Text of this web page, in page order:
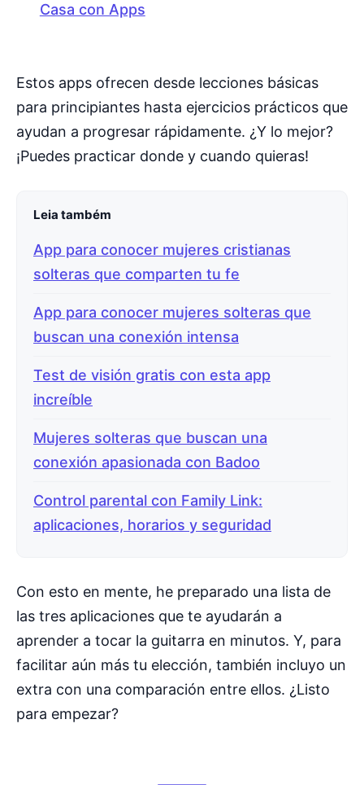
Casa con Apps
Estos apps ofrecen desde lecciones básicas
para principiantes hasta ejercicios prácticos que
ayudan a progresar rápidamente. ¿Y lo mejor?
¡Puedes practicar donde y cuando quieras!
Leia também
App para conocer mujeres cristianas
solteras que comparten tu fe
App para conocer mujeres solteras que
buscan una conexión intensa
Test de visión gratis con esta app
increíble
Mujeres solteras que buscan una
conexión apasionada con Badoo
Control parental con Family Link:
aplicaciones, horarios y seguridad
Con esto en mente, he preparado una lista de
las tres aplicaciones que te ayudarán a
aprender a tocar la guitarra en minutos. Y, para
facilitar aún más tu elección, también incluyo un
extra con una comparación entre ellos. ¿Listo
para empezar?